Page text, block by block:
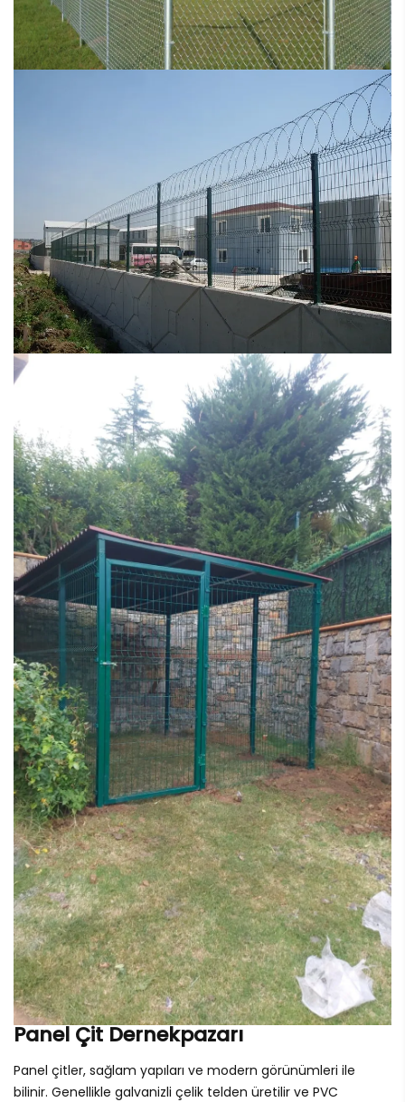
Panel Çit Dernekpazarı
Panel çitler, sağlam yapıları ve modern görünümleri ile
bilinir. Genellikle galvanizli çelik telden üretilir ve PVC